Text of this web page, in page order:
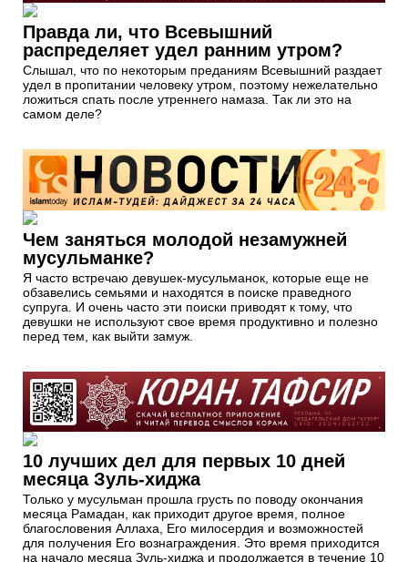
Правда ли, что Всевышний
распределяет удел ранним утром?
Слышал, что по некоторым преданиям Всевышний раздает
удел в пропитании человеку утром, поэтому нежелательно
ложиться спать после утреннего намаза. Так ли это на
самом деле?
Чем заняться молодой незамужней
мусульманке?
Я часто встречаю девушек-мусульманок, которые еще не
обзавелись семьями и находятся в поиске праведного
супруга. И очень часто эти поиски приводят к тому, что
девушки не используют свое время продуктивно и полезно
перед тем, как выйти замуж.
10 лучших дел для первых 10 дней
месяца Зуль-хиджа
Только у мусульман прошла грусть по поводу окончания
месяца Рамадан, как приходит другое время, полное
благословения Аллаха, Его милосердия и возможностей
для получения Его вознаграждения. Это время приходится
на начало месяца Зуль-хиджа и продолжается в течение 10